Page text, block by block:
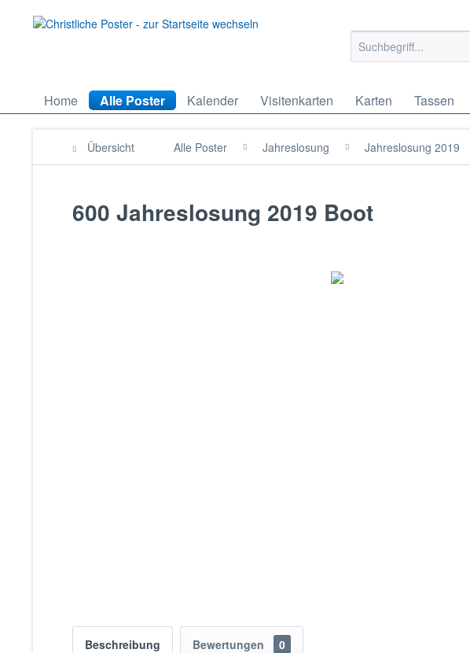
Home Alle Poster Kalender Visitenkarten Karten Tassen
Übersicht Alle Poster Jahreslosung Jahreslosung 2019
600 Jahreslosung 2019 Boot
Beschreibung Bewertungen 0